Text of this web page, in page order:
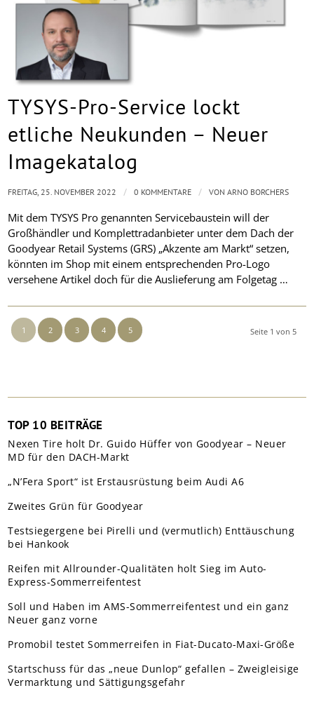
TYSYS-Pro-Service lockt
etliche Neukunden – Neuer
Imagekatalog
Mit dem TYSYS Pro genannten Servicebaustein will der
Großhändler und Komplettradanbieter unter dem Dach der
Goodyear Retail Systems (GRS) „Akzente am Markt“ setzen,
könnten im Shop mit einem entsprechenden Pro-Logo
versehene Artikel doch für die Auslieferung am Folgetag …
FREITAG, 25. NOVEMBER 2022 / 0 KOMMENTARE / VONARNO BORCHERS
Seite 1 von 5
1 2 3 4 5
TOP 10 BEITRÄGE
Nexen Tire holt Dr. Guido Hüffer von Goodyear – Neuer
MD für den DACH-Markt
„N’Fera Sport“ ist Erstausrüstung beim Audi A6
Zweites Grün für Goodyear
Testsiegergene bei Pirelli und (vermutlich) Enttäuschung
bei Hankook
Reifen mit Allrounder-Qualitäten holt Sieg im Auto-
Express-Sommerreifentest
Soll und Haben im AMS-Sommerreifentest und ein ganz
Neuer ganz vorne
Promobil testet Sommerreifen in Fiat-Ducato-Maxi-Größe
Startschuss für das „neue Dunlop“ gefallen – Zweigleisige
Vermarktung und Sättigungsgefahr